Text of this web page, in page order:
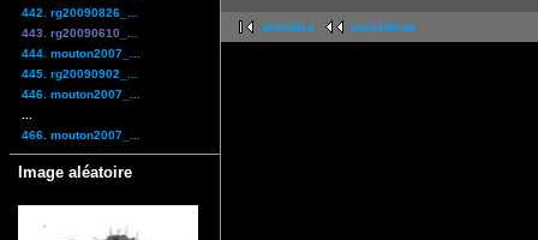
442. rg20090826_...
443. rg20090610_...
444. mouton2007_...
445. rg20090902_...
446. mouton2007_...
466. mouton2007_...
Image aléatoire
première précédente